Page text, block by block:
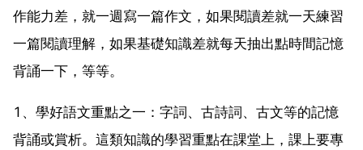
作能力差，就一週寫一篇作文，如果閱讀差就一天練習
一篇閱讀理解，如果基礎知識差就每天抽出點時間記憶
背誦一下，等等。
1、學好語文重點之一：字詞、古詩詞、古文等的記憶
背誦或賞析。這類知識的學習重點在課堂上，課上要專